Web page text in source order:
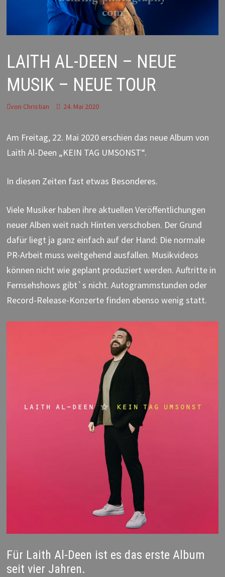
LAITH AL-DEEN – NEUE
MUSIK – NEUE TOUR
von Christian 24. Mai 2020
Am Freitag, 22. Mai 2020 erschien das neue Album von
Laith Al-Deen „KEIN TAG UMSONST“.
In diesen Zeiten fast etwas Besonderes.
Viele Musiker haben ihre aktuellen Veröffentlichungen
neuer Alben weit nach Hinten verschoben. Der Grund
dafür liegt ja ganz einfach auf der Hand: Die normale
PR-Arbeit muss weitgehend ausfallen. Musikvideos
können nicht wie geplant produziert werden. Auftritte in
Fernsehshows gibt`s nicht. Autogrammstunden oder
Record-Release-Konzerte finden ebenso wenig statt.
Für Laith Al-Deen ist es das erste Album
seit vier Jahren.